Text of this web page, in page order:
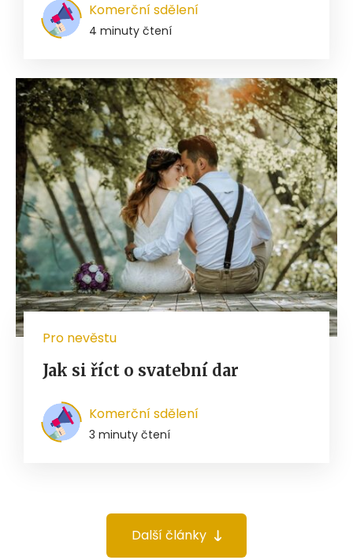
Komerční sdělení
4 minuty čtení
Pro nevěstu
Jak si říct o svatební dar
Komerční sdělení
3 minuty čtení
Další články